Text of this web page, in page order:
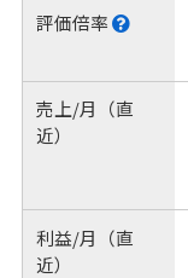
評価倍率
売上/月（直
近）
利益/月（直
近）